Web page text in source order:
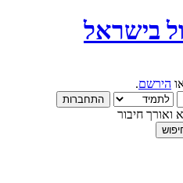
בישראל
הירשם.
חיבור